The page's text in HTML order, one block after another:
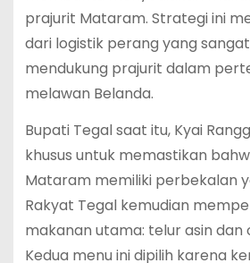
prajurit Mataram. Strategi ini
dari logistik perang yang
mendukung prajurit dalam
melawan Belanda.
Bupati Tegal saat itu, Kyai
khusus untuk memastikan
Mataram memiliki perbekalan
Rakyat Tegal kemudian
makanan utama: telur asin dan
Kedua menu ini dipilih karena